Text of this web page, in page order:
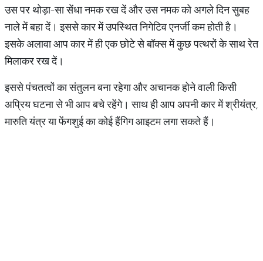
उस पर थोड़ा-सा सेंधा नमक रख दें और उस नमक को अगले दिन सुबह
नाले में बहा दें। इससे कार में उपस्थित निगेटिव एनर्जी कम होती है।
इसके अलावा आप कार में ही एक छोटे से बॉक्स में कुछ पत्थरों के साथ रेत
मिलाकर रख दें।
इससे पंचतत्वों का संतुलन बना रहेगा और अचानक होने वाली किसी
अप्रिय घटना से भी आप बचे रहेंगे। साथ ही आप अपनी कार में श्रीयंत्र,
मारुति यंत्र या फेंगशुई का कोई हैंगिग आइटम लगा सकते हैं।